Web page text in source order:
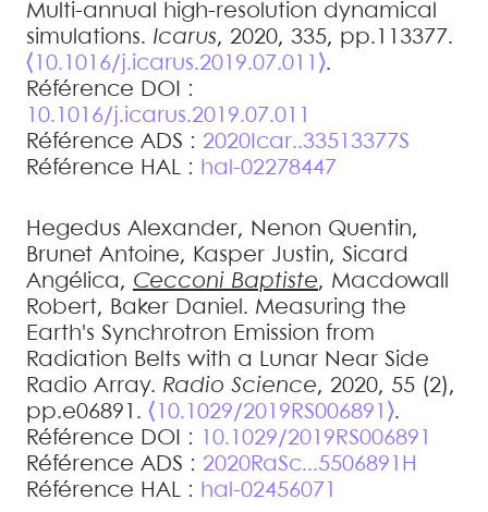
Multi-annual high-resolution dynamical
simulations. Icarus, 2020, 335, pp.113377.
⟨10.1016/j.icarus.2019.07.011⟩.
Référence DOI :
10.1016/j.icarus.2019.07.011
Référence ADS : 2020Icar..33513377S
Référence HAL : hal-02278447
Hegedus Alexander, Nenon Quentin,
Brunet Antoine, Kasper Justin, Sicard
Angélica, Cecconi Baptiste, Macdowall
Robert, Baker Daniel . Measuring the
Earth's Synchrotron Emission from
Radiation Belts with a Lunar Near Side
Radio Array. Radio Science, 2020, 55 (2),
pp.e06891. ⟨10.1029/2019RS006891⟩.
Référence DOI :
10.1029/2019RS006891
Référence ADS : 2020RaSc...5506891H
Référence HAL : hal-02456071